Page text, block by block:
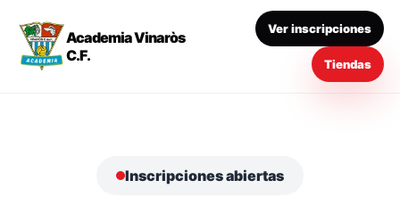
Academia Vinaròs
C.F.
Ver inscripciones
Tiendas
Inscripciones abiertas